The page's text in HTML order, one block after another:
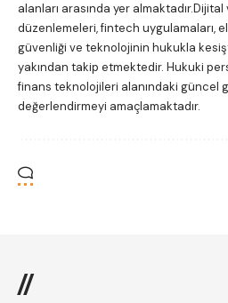
alanları arasında yer
düzenlemeleri, fintech uygulamaları,
güvenliği ve teknolojinin hukukla
yakından takip etmektedir. Hukuki
finans teknolojileri alanındaki güncel
değerlendirmeyi amaçlamaktadır.
//